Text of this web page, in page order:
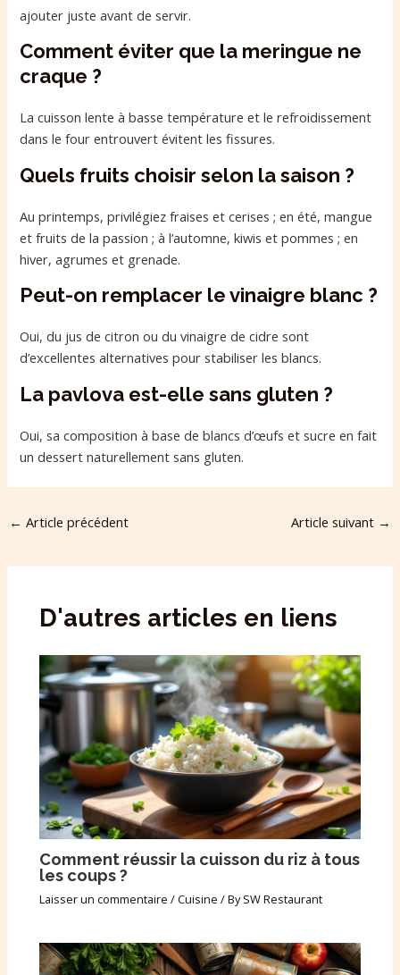
ajouter juste avant de servir.
Comment éviter que la meringue ne
craque ?
La cuisson lente à basse température et le refroidissement
dans le four entrouvert évitent les fissures.
Quels fruits choisir selon la saison ?
Au printemps, privilégiez fraises et cerises ; en été, mangue
et fruits de la passion ; à l’automne, kiwis et pommes ; en
hiver, agrumes et grenade.
Peut-on remplacer le vinaigre blanc ?
Oui, du jus de citron ou du vinaigre de cidre sont
d’excellentes alternatives pour stabiliser les blancs.
La pavlova est-elle sans gluten ?
Oui, sa composition à base de blancs d’œufs et sucre en fait
un dessert naturellement sans gluten.
← Article précédent Article suivant →
D'autres articles en liens
Comment réussir la cuisson du riz à tous
les coups ?
Laisser un commentaire /Cuisine / BySW Restaurant